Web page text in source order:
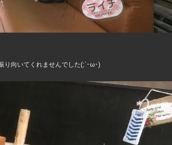
り向いてくれませんでした(;´･ω･)